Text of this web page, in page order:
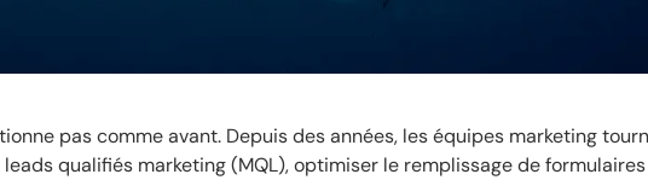
pas comme avant. Depuis des années, les équipes marketing
qualifiés marketing (MQL), optimiser le remplissage de